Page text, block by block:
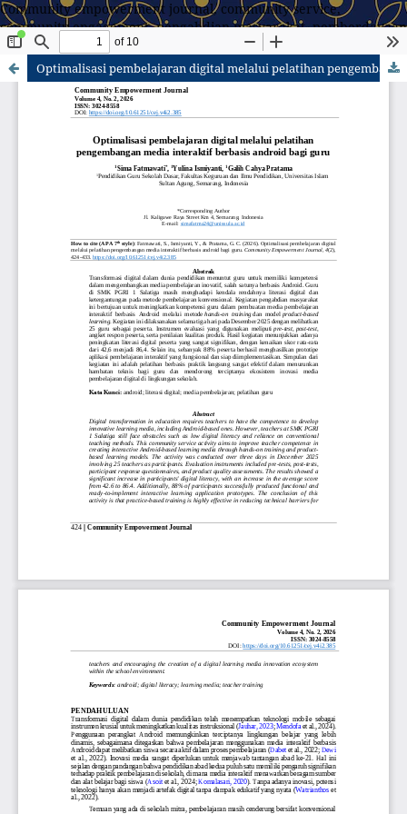
Community empowerment journal, community service,
community engagement, pengabdian masyarakat, pemberdayaan
masyarakat
Optimalisasi pembelajaran digital melalui pelatihan pengembangan media interaktif berbasis android bagi guru